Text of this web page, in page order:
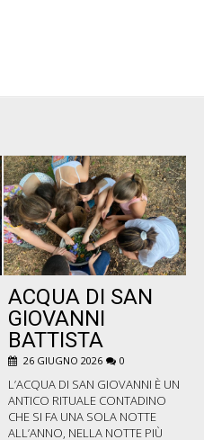
ACQUA DI SAN
GIOVANNI
BATTISTA
26 GIUGNO 2026 0
L’ACQUA DI SAN GIOVANNI È UN
ANTICO RITUALE CONTADINO
CHE SI FA UNA SOLA NOTTE
ALL’ANNO, NELLA NOTTE PIÙ